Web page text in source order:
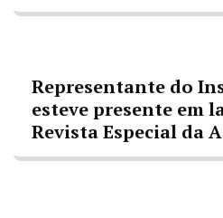
Representante do
esteve presente em
Revista Especial da